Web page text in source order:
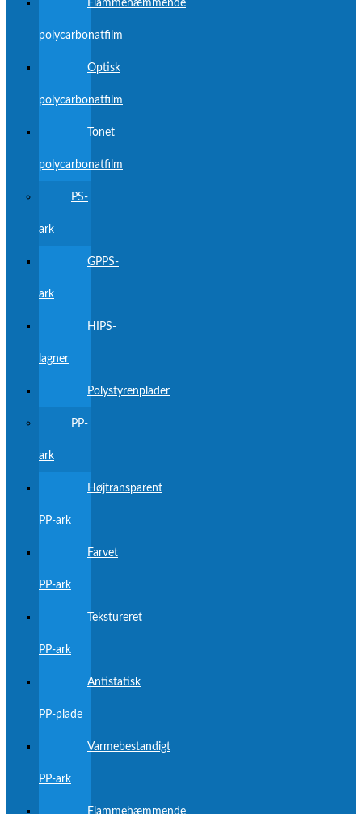
Flammehæmmende
polycarbonatfilm
Optisk
polycarbonatfilm
Tonet
polycarbonatfilm
PS-
ark
GPPS-
ark
HIPS-
lagner
Polystyrenplader
PP-
ark
Højtransparent
PP-ark
Farvet
PP-ark
Tekstureret
PP-ark
Antistatisk
PP-plade
Varmebestandigt
PP-ark
Flammehæmmende